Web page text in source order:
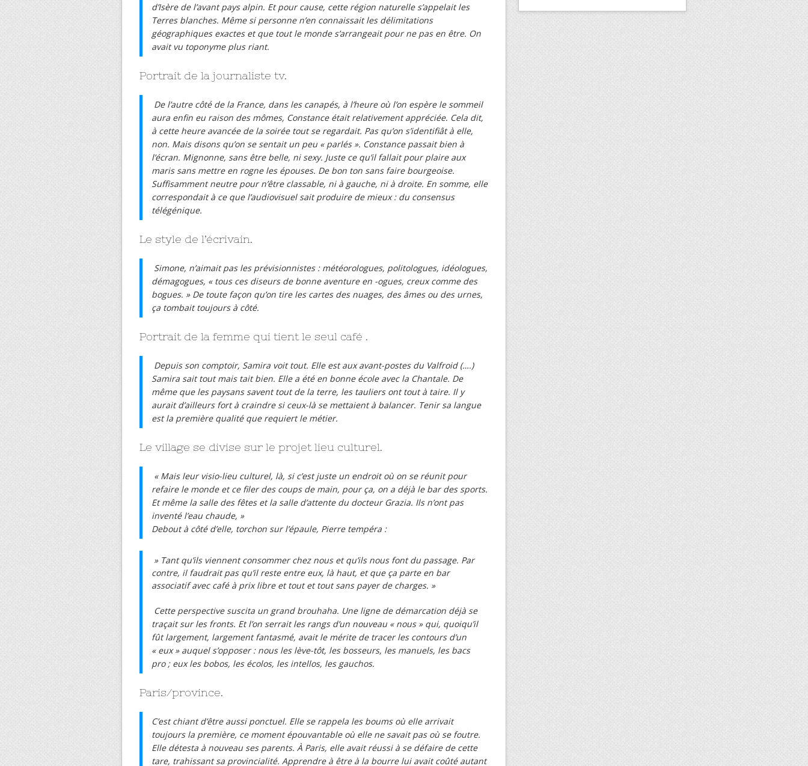
d’Isère de l’avant pays alpin. Et pour cause, cette région naturelle s’appelait les
Terres blanches. Même si personne n’en connaissait les délimitations
géographiques exactes et que tout le monde s’arrangeait pour ne pas en être. On
avait vu toponyme plus riant.
Portrait de la journaliste tv.
De l’autre côté de la France, dans les canapés, à l’heure où l’on espère le sommeil
aura enfin eu raison des mômes, Constance était relativement appréciée. Cela dit,
à cette heure avancée de la soirée tout se regardait. Pas qu’on s’identifiât à elle,
non. Mais disons qu’on se sentait un peu « parlés ». Constance passait bien à
l’écran. Mignonne, sans être belle, ni sexy. Juste ce qu’il fallait pour plaire aux
maris sans mettre en rogne les épouses. De bon ton sans faire bourgeoise.
Suffisamment neutre pour n’être classable, ni à gauche, ni à droite. En somme, elle
correspondait à ce que l’audiovisuel sait produire de mieux : du consensus
télégénique.
Le style de l’écrivain.
Simone, n’aimait pas les prévisionnistes : météorologues, politologues, idéologues,
démagogues, « tous ces diseurs de bonne aventure en -ogues, creux comme des
bogues. » De toute façon qu’on tire les cartes des nuages, des âmes ou des urnes,
ça tombait toujours à côté.
Portrait de la femme qui tient le seul café .
Depuis son comptoir, Samira voit tout. Elle est aux avant-postes du Valfroid (….)
Samira sait tout mais tait bien. Elle a été en bonne école avec la Chantale. De
même que les paysans savent tout de la terre, les tauliers ont tout à taire. Il y
aurait d’ailleurs fort à craindre si ceux-là se mettaient à balancer. Tenir sa langue
est la première qualité que requiert le métier.
Le village se divise sur le projet lieu culturel.
« Mais leur visio-lieu culturel, là, si c’est juste un endroit où on se réunit pour
refaire le monde et ce filer des coups de main, pour ça, on a déjà le bar des sports.
Et même la salle des fêtes et la salle d’attente du docteur Grazia. Ils n’ont pas
inventé l’eau chaude, »
Debout à côté d’elle, torchon sur l’épaule, Pierre tempéra :
» Tant qu’ils viennent consommer chez nous et qu’ils nous font du passage. Par
contre, il faudrait pas qu’il reste entre eux, là haut, et que ça parte en bar
associatif avec café à prix libre et tout et tout sans payer de charges. »
Cette perspective suscita un grand brouhaha. Une ligne de démarcation déjà se
traçait sur les fronts. Et l’on serrait les rangs d’un nouveau « nous » qui, quoiqu’il
fût largement, largement fantasmé, avait le mérite de tracer les contours d’un
« eux » auquel s’opposer : nous les lève-tôt, les bosseurs, les manuels, les bacs
pro ; eux les bobos, les écolos, les intellos, les gauchos.
Paris/province.
C’est chiant d’être aussi ponctuel. Elle se rappela les boums où elle arrivait
toujours la première, ce moment épouvantable où elle ne savait pas où se foutre.
Elle détesta à nouveau ses parents. À Paris, elle avait réussi à se défaire de cette
tare, trahissant sa provincialité. Apprendre à être à la bourre lui avait coûté autant